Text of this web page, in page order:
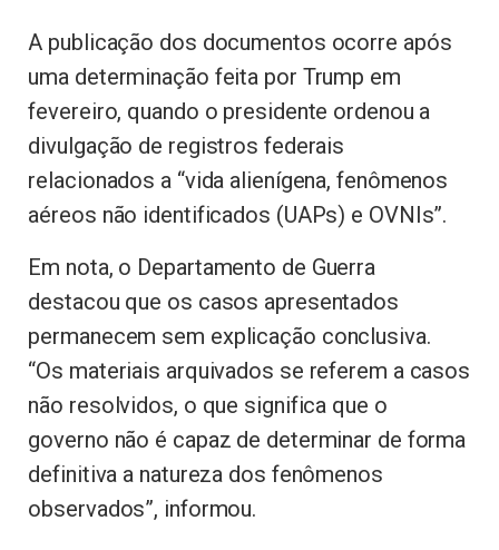
A publicação dos documentos ocorre após
uma determinação feita por Trump em
fevereiro, quando o presidente ordenou a
divulgação de registros federais
relacionados a “vida alienígena, fenômenos
aéreos não identificados (UAPs) e OVNIs”.
Em nota, o Departamento de Guerra
destacou que os casos apresentados
permanecem sem explicação conclusiva.
“Os materiais arquivados se referem a casos
não resolvidos, o que significa que o
governo não é capaz de determinar de forma
definitiva a natureza dos fenômenos
observados”, informou.